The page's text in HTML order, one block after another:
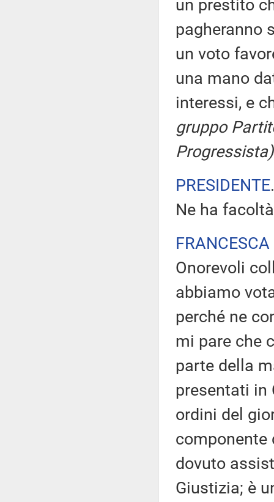
un prestito
pagheranno
un voto
una mano
interessi, e
gruppo
Progressista)
PRESIDENTE
Ne ha
Onorevoli
abbiamo
perché ne
mi pare che
parte della
presentati in
ordini del
componente
dovuto
Giustizia; è